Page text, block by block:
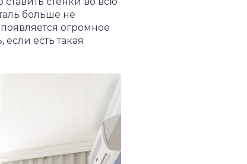
больше не
огромное
есть такая